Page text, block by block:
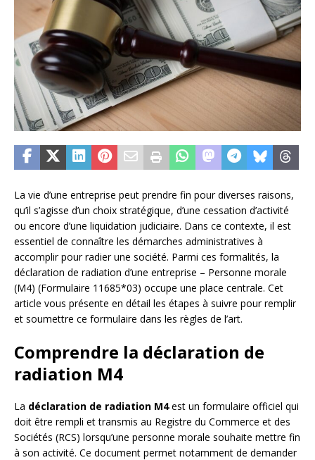
La vie d’une entreprise peut prendre fin pour diverses raisons,
qu’il s’agisse d’un choix stratégique, d’une cessation d’activité
ou encore d’une liquidation judiciaire. Dans ce contexte, il est
essentiel de connaître les démarches administratives à
accomplir pour radier une société. Parmi ces formalités, la
déclaration de radiation d’une entreprise – Personne morale
(M4) (Formulaire 11685*03) occupe une place centrale. Cet
article vous présente en détail les étapes à suivre pour remplir
et soumettre ce formulaire dans les règles de l’art.
Comprendre la déclaration de
radiation M4
La déclaration de radiation M4est un formulaire officiel qui
doit être rempli et transmis au Registre du Commerce et des
Sociétés (RCS) lorsqu’une personne morale souhaite mettre fin
à son activité. Ce document permet notamment de demander